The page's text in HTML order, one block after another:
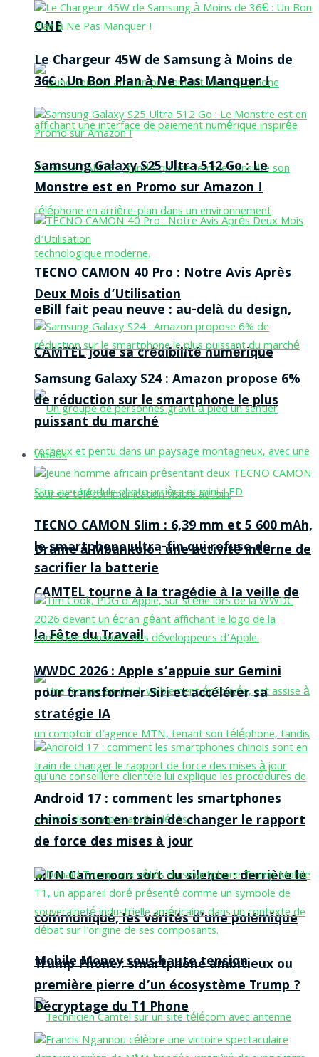
ONE
eBill fait peau neuve : au-delà du design,
CAMTEL joue sa crédibilité numérique
Drame à Mbankolo : une activité interne de
CAMTEL tourne à la tragédie à la veille de
la Fête du Travail
MTN Cameroon sort du silence : derrière le
communiqué, les vérités d’une polémique
Mobile Money sous haute tension
Le Chargeur 45W de Samsung à Moins de
36€ : Un Bon Plan à Ne Pas Manquer !
Samsung Galaxy S25 Ultra 512 Go : Le
Monstre est en Promo sur Amazon !
TECNO CAMON 40 Pro : Notre Avis Après
Deux Mois d’Utilisation
Samsung Galaxy S24 : Amazon propose 6%
de réduction sur le smartphone le plus
puissant du marché
Vidéos
TECNO CAMON Slim : 6,39 mm et 5 600 mAh,
le smartphone ultra-fin qui refuse de
sacrifier la batterie
WWDC 2026 : Apple s’appuie sur Gemini
pour transformer Siri et accélérer sa
stratégie IA
Android 17 : comment les smartphones
chinois sont en train de changer le rapport
de force des mises à jour
Trump Phone : smartphone ambitieux ou
première pierre d’un écosystème Trump ?
Décryptage du T1 Phone